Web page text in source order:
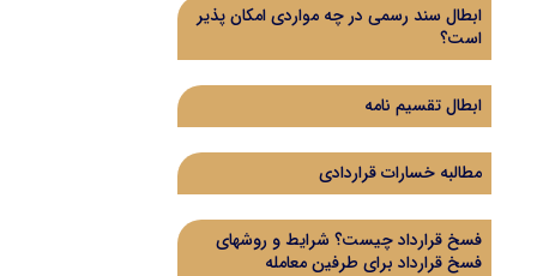
ابطال سند رسمی در چه مواردی امکان پذیر
است؟
ابطال تقسیم نامه
مطالبه خسارات قراردادی
فسخ قرارداد چیست؟ شرایط و روشهای
فسخ قرارداد برای طرفین معامله